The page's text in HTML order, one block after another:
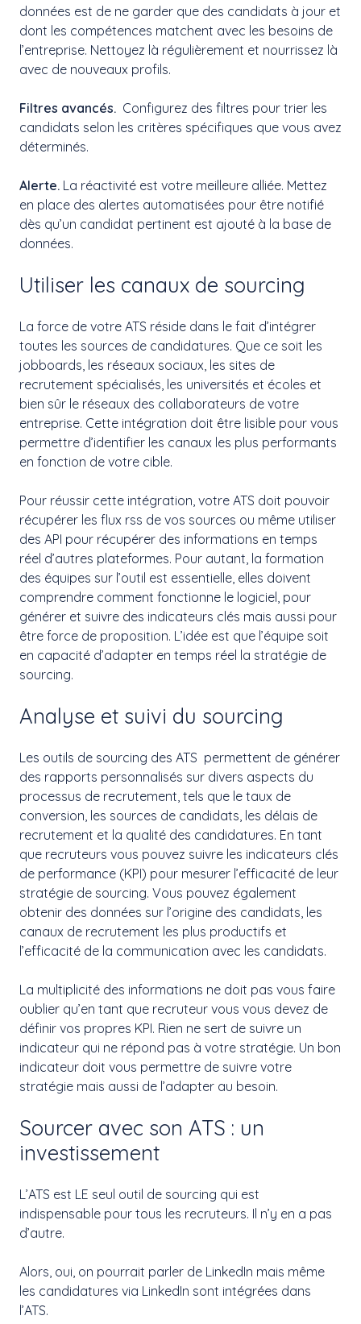
données est de ne garder que des candidats à jour et
dont les compétences matchent avec les besoins de
l’entreprise. Nettoyez là régulièrement et nourrissez là
avec de nouveaux profils.
Filtres avancés. Configurez des filtres pour trier les
candidats selon les critères spécifiques que vous avez
déterminés.
Alerte. La réactivité est votre meilleure alliée. Mettez
en place des alertes automatisées pour être notifié
dès qu’un candidat pertinent est ajouté à la base de
données.
Utiliser les canaux de sourcing
La force de votre ATS réside dans le fait d’intégrer
toutes les sources de candidatures. Que ce soit les
jobboards, les réseaux sociaux, les sites de
recrutement spécialisés, les universités et écoles et
bien sûr le réseaux des collaborateurs de votre
entreprise. Cette intégration doit être lisible pour vous
permettre d’identifier les canaux les plus performants
en fonction de votre cible.
Pour réussir cette intégration, votre ATS doit pouvoir
récupérer les flux rss de vos sources ou même utiliser
des API pour récupérer des informations en temps
réel d’autres plateformes. Pour autant, la formation
des équipes sur l’outil est essentielle, elles doivent
comprendre comment fonctionne le logiciel, pour
générer et suivre des indicateurs clés mais aussi pour
être force de proposition. L’idée est que l’équipe soit
en capacité d’adapter en temps réel la stratégie de
sourcing.
Analyse et suivi du sourcing
Les outils de sourcing des ATS permettent de générer
des rapports personnalisés sur divers aspects du
processus de recrutement, tels que le taux de
conversion, les sources de candidats, les délais de
recrutement et la qualité des candidatures. En tant
que recruteurs vous pouvez suivre les indicateurs clés
de performance (KPI) pour mesurer l’efficacité de leur
stratégie de sourcing. Vous pouvez également
obtenir des données sur l’origine des candidats, les
canaux de recrutement les plus productifs et
l’efficacité de la communication avec les candidats.
La multiplicité des informations ne doit pas vous faire
oublier qu’en tant que recruteur vous vous devez de
définir vos propres KPI. Rien ne sert de suivre un
indicateur qui ne répond pas à votre stratégie. Un bon
indicateur doit vous permettre de suivre votre
stratégie mais aussi de l’adapter au besoin.
Sourcer avec son ATS : un
investissement
L’ATS est LE seul outil de sourcing qui est
indispensable pour tous les recruteurs. Il n’y en a pas
d’autre.
Alors, oui, on pourrait parler de LinkedIn mais même
les candidatures via LinkedIn sont intégrées dans
l’ATS.